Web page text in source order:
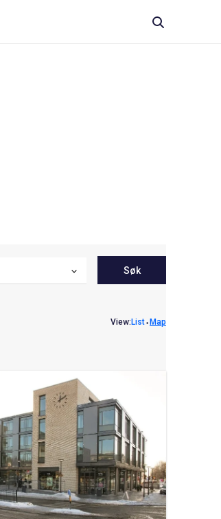
Søk
View: List⬩ Map